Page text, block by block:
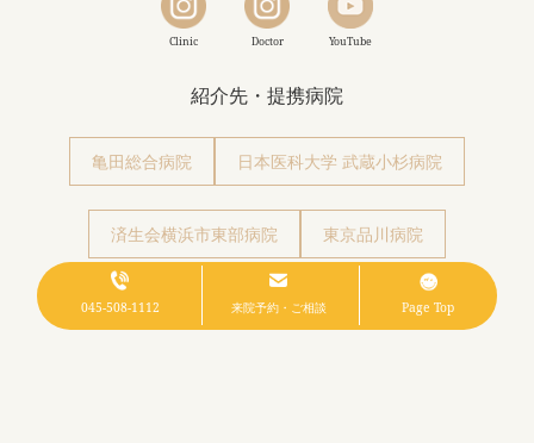
045-508-1112 来院予約・ご相談 Page Top
Clinic Doctor YouTube
紹介先・提携病院
亀田総合病院 日本医科大学 武蔵小杉病院
済生会横浜市東部病院 東京品川病院
Copyright© 形成・美容外科 エムズクリニック. All rights Reserved.